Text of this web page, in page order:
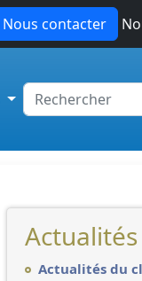
Nous contacter
Actualités du